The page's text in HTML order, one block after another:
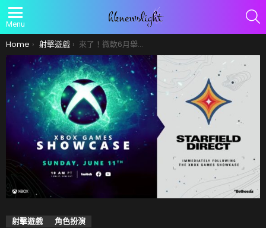
Menu
You are here:
Home 射擊遊戲 來了！微軟6月舉辦Xbox Games Showcase線上發表，加碼《星空Starfield》專場
射擊遊戲 角色扮演